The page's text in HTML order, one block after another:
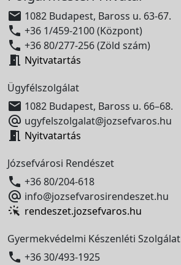
 1082 Budapest, Baross u. 63-67.
 +36 1/459-2100 (Központ)
 +36 80/277-256 (Zöld szám)
 Nyitvatartás
Ügyfélszolgálat
 1082 Budapest, Baross u. 66–68.
 ugyfelszolgalat@jozsefvaros.hu
 Nyitvatartás
Józsefvárosi Rendészet
 +36 80/204-618
 info@jozsefvarosirendeszet.hu
rendeszet.jozsefvaros.hu
Gyermekvédelmi Készenléti Szolgálat
 +36 30/493-1925